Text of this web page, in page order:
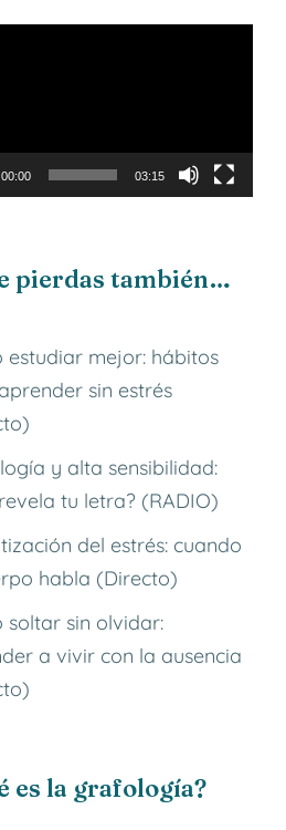
00:00 03:15
pierdas también…
estudiar mejor: hábitos
sin estrés
y alta sensibilidad:
tu letra? (RADIO)
del estrés: cuando
habla (Directo)
soltar sin olvidar:
a vivir con la ausencia
es la grafología?